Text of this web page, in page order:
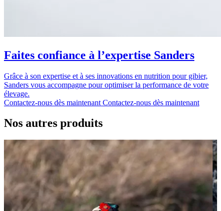
Faites confiance à l’expertise Sanders
Grâce à son expertise et à ses innovations en nutrition pour gibier,
Sanders vous accompagne pour optimiser la performance de votre
élevage.
Contactez-nous dès maintenant Contactez-nous dès maintenant
Nos autres produits